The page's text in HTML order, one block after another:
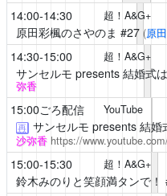
14:00-14:30 超！A&G+
原田彩楓のさやのま #27 (原
14:30-15:00 超！A&G+
サンセルモ presents 結婚式
弥香
15:00ごろ配信 YouTube
再 サンセルモ presents 結婚
沙弥香 https://
15:00-15:30 超！A&G+
鈴木みのりと笑顔満タンで！